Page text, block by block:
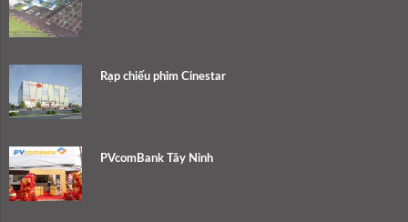
Rạp chiếu phim Cinestar
PVcomBank Tây Ninh